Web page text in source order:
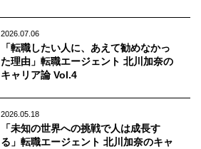
プライバシーポリシー
運営会社
2026.07.06
「転職したい人に、あえて勧めなかっ
た理由」転職エージェント 北川加奈の
キャリア論 Vol.4
2026.05.18
「未知の世界への挑戦で人は成長す
る」転職エージェント 北川加奈のキャ